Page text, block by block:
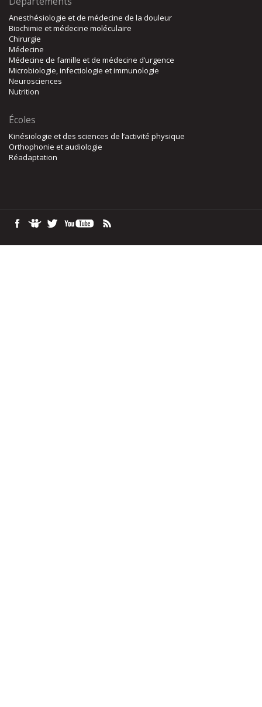
Anesthésiologie et de médecine de la douleur
Biochimie et médecine moléculaire
Chirurgie
Médecine
Médecine de famille et de médecine d’urgence
Microbiologie, infectiologie et immunologie
Neurosciences
Nutrition
Écoles
Kinésiologie et des sciences de l’activité physique
Orthophonie et audiologie
Réadaptation